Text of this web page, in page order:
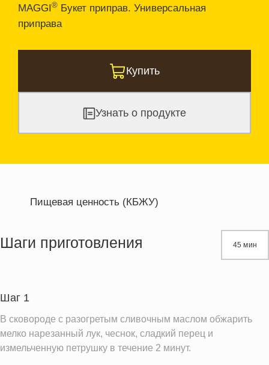
MAGGI® Букет приправ. Универсальная
приправа
Купить
Узнать о продукте
Пищевая ценность (КБЖУ)
Жиры
Информация для одной порции
Шаги приготовления 45 мин
Шаг 1
В сковороде с разогретым сливочным маслом обжарить
мелко нарезанный лук, чеснок, сладкий перец и
измельченную петрушку в течение 2 минут.